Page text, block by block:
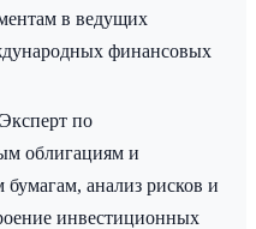
в ведущих
финансовых
Эксперт по
облигациям и
анализ рисков и
инвестиционных